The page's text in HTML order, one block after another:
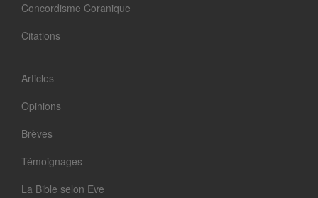
Concordisme Coranique
Citations
Articles
Opinions
Brèves
Témoignages
La Bible selon Eve